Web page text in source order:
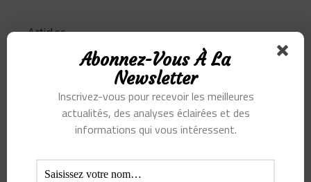
Articles
Alibaba Alihealth Alipay
Abonnez-Vous À La
Newsletter
Inscrivez-vous pour recevoir les meilleures
actualités, des analyses éclairées et des
informations qui vous intéressent.